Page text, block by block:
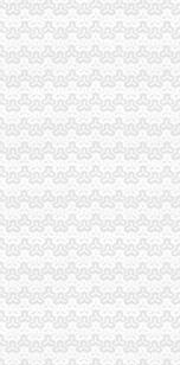
司工商执
工商执
代理的图片】-芜
-贵58同城
质审-昆明58同城
司|青岛高新区注
册,代办
商注册|沧州公司
市蓬江区光
册,代办